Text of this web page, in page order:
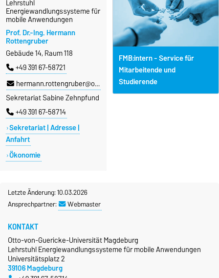
Lehrstuhl
Energiewandlungssysteme für
mobile Anwendungen
Prof. Dr.-Ing. Hermann
Rottengruber
Gebäude 14, Raum 118
+49 391 67-58721
hermann.rottengruber@ovgu.de
Sekretariat Sabine Zehnpfund
+49 391 67-58714
Sekretariat | Adresse |
Anfahrt
Ökonomie
FMB:intern - Service für
Mitarbeitende und
Studierende
Letzte Änderung: 10.03.2026
Ansprechpartner:
Webmaster
KONTAKT
Otto-von-Guericke-Universität Magdeburg
Lehrstuhl Energiewandlungssysteme für mobile Anwendungen
Universitätsplatz 2
39106 Magdeburg